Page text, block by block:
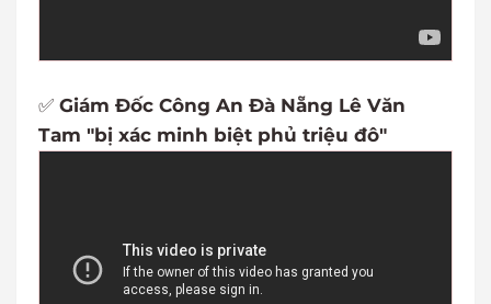
✅ Giám Đốc Công An Đà Nẵng Lê Văn
Tam "bị xác minh biệt phủ triệu đô"